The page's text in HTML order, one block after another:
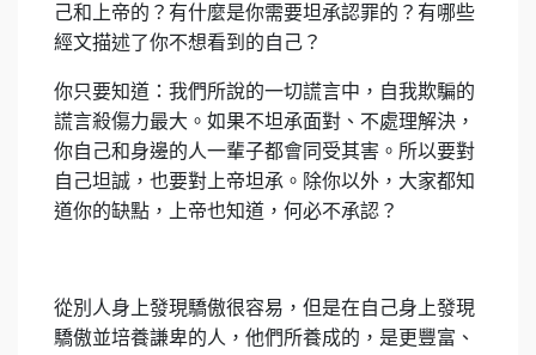
己和上帝的？有什麼是你需要坦承認罪的？有哪些
經文描述了你不想看到的自己？
你只要知道：我們所說的一切謊言中，自我欺騙的
謊言殺傷力最大。如果不坦承面對、不處理解決，
你自己和身邊的人一輩子都會同受其害。所以要對
自己坦誠，也要對上帝坦承。除你以外，大家都知
道你的缺點，上帝也知道，何必不承認？
從別人身上發現驕傲很容易，但是在自己身上發現
驕傲並培養謙卑的人，他們所養成的，是更豐富、